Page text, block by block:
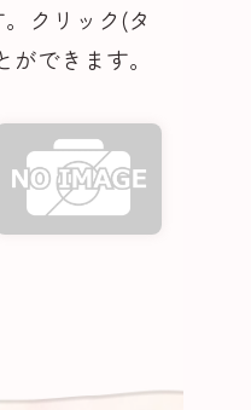
クリック(タ
できます。